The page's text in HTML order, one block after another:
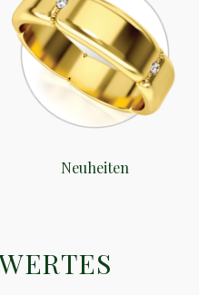
Neuheiten